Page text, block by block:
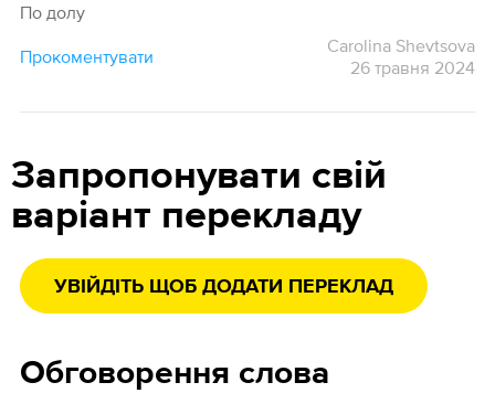
По долу
Прокоментувати
Carolina Shevtsova
26 травня 2024
Запропонувати свій
варіант перекладу
УВІЙДІТЬ ЩОБ ДОДАТИ ПЕРЕКЛАД
Обговорення слова